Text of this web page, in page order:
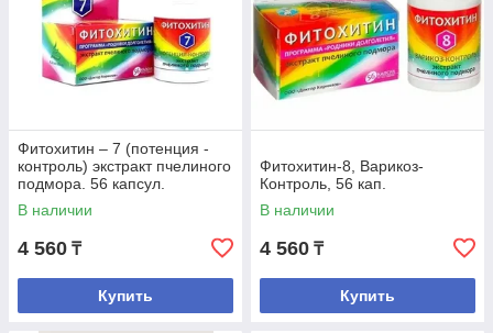
Фитохитин – 7 (потенция -
контроль) экстракт пчелиного
подмора. 56 капсул.
В наличии
4 560 ₸
Купить
Фитохитин-8, Варикоз-
Контроль, 56 кап.
В наличии
4 560 ₸
Купить